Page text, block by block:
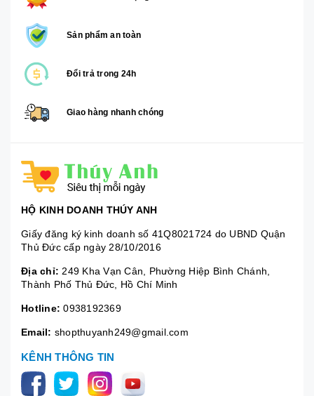
Sản phẩm an toàn
Đổi trả trong 24h
Giao hàng nhanh chóng
HỘ KINH DOANH THÚY ANH
Giấy đăng ký kinh doanh số 41Q8021724 do UBND Quận
Thủ Đức cấp ngày 28/10/2016
Địa chỉ: 249 Kha Vạn Cân, Phường Hiệp Bình Chánh,
Thành Phố Thủ Đức, Hồ Chí Minh
Hotline: 0938192369
Email: shopthuyanh249@gmail.com
KÊNH THÔNG TIN